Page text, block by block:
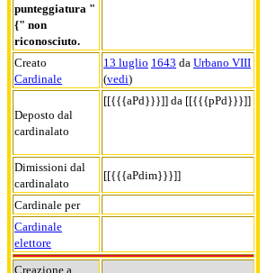
punteggiatura "
{" non
riconosciuto.
Creato
Cardinale
13 luglio 1643 da Urbano VIII
(vedi)
Deposto dal
cardinalato
[[{{{aPd}}}]] da [[{{{pPd}}}]]
Dimissioni dal
cardinalato
[[{{{aPdim}}}]]
Cardinale per
Cardinale
elettore
Creazione a